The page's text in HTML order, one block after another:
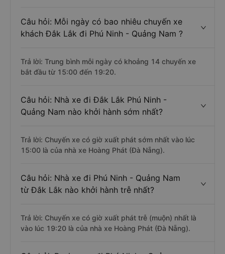
Câu hỏi: Mỗi ngày có bao nhiêu chuyến xe
khách Đắk Lắk đi Phú Ninh - Quảng Nam ?
Trả lời: Trung bình mỗi ngày có khoảng 14 chuyến xe
bắt đầu từ 15:00 đến 19:20.
Câu hỏi: Nhà xe đi Đắk Lắk Phú Ninh -
Quảng Nam nào khởi hành sớm nhất?
Trả lời: Chuyến xe có giờ xuất phát sớm nhất vào lúc
15:00 là của nhà xe Hoàng Phát (Đà Nẵng).
Câu hỏi: Nhà xe đi Phú Ninh - Quảng Nam
từ Đắk Lắk nào khởi hành trễ nhất?
Trả lời: Chuyến xe có giờ xuất phát trễ (muộn) nhất là
vào lúc 19:20 là của nhà xe Hoàng Phát (Đà Nẵng).